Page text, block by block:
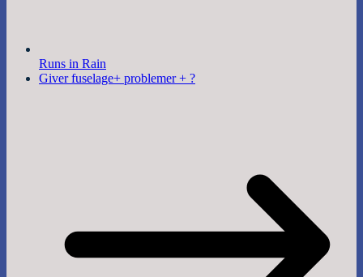
Runs in Rain
Giver fuselage+ problemer + ?